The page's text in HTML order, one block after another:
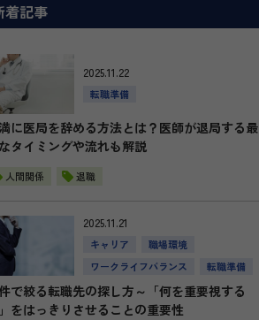
着記事
2025.11.22
転職準備
に医局を辞める方法とは？医師が退局する最
タイミングや流れも解説
人間関係 退職
2025.11.21
キャリア
職場環境
ワークライフバランス
転職準備
で絞る転職先の探し方～「何を重要視する
をはっきりさせることの重要性